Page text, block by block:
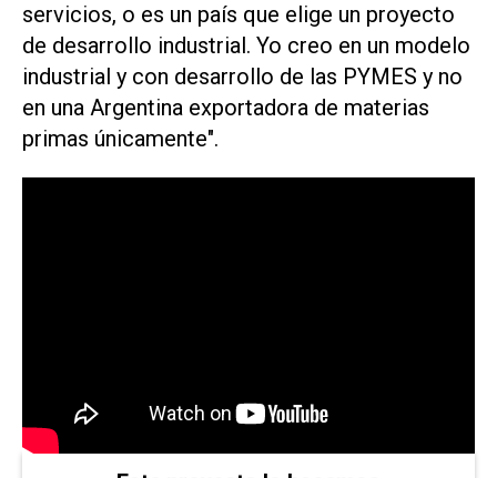
servicios, o es un país que elige un proyecto
de desarrollo industrial. Yo creo en un modelo
industrial y con desarrollo de las PYMES y no
en una Argentina exportadora de materias
primas únicamente".